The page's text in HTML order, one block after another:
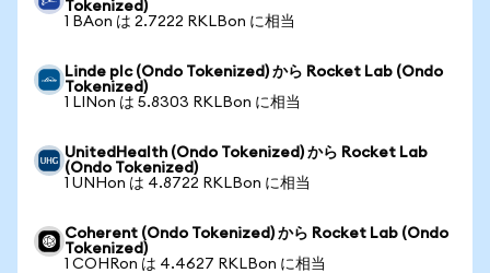
Tokenized)
1 BAon は 2.7222 RKLBon に相当
Linde plc (Ondo Tokenized) から Rocket Lab (Ondo
Tokenized)
1 LINon は 5.8303 RKLBon に相当
UnitedHealth (Ondo Tokenized) から Rocket Lab
(Ondo Tokenized)
1 UNHon は 4.8722 RKLBon に相当
Coherent (Ondo Tokenized) から Rocket Lab (Ondo
Tokenized)
1 COHRon は 4.4627 RKLBon に相当